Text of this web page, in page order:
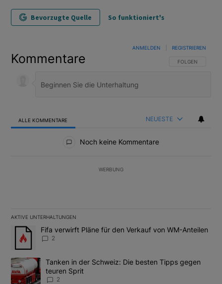
Bevorzugte Quelle So funktioniert's
Kommentare FOLGE DIESER
FOLGEN
ANMELDEN REGISTRIEREN
ALLE KOMMENTARE NEUESTE
Noch keine Kommentare
WERBUNG
AKTIVE UNTERHALTUNGEN
Das Folgende ist eine Liste der am meisten kommentierten
Ein Trendartikel mit dem Titel "Fifa verwirft Pläne für den
Fifa verwirft Pläne für den Verkauf von WM-Anteilen
2
Ein Trendartikel mit dem Titel "Tanken in der Schweiz: Die
Tanken in der Schweiz: Die besten Tipps gegen
teuren Sprit
2